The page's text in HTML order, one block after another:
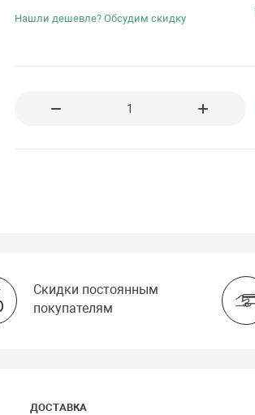
Нашли дешевле? Обсудим скидку
Скидки постоянным
покупателям
ДОСТАВКА